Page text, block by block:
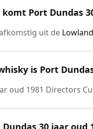
Port Dundas
uit de Lowland
is Port
oud 1981 Directors
30 jaar oud